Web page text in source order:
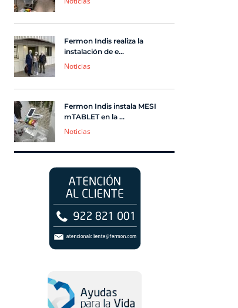
Fermon Indis realiza la
instalación de e...
Noticias
Fermon Indis instala MESI
mTABLET en la ...
Noticias